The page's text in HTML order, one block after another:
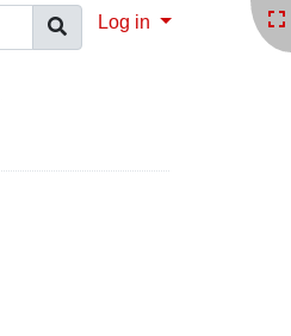
Log in